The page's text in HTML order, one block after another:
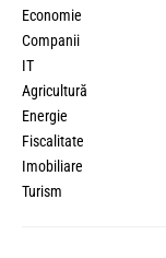
Economie
Companii
IT
Agricultură
Energie
Fiscalitate
Imobiliare
Turism